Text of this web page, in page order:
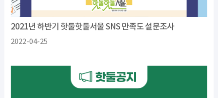
2021년 하반기 핫둘핫둘서울 SNS 만족도 설문조사
2022-04-25